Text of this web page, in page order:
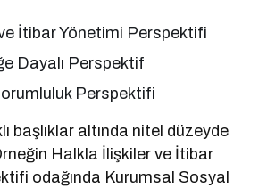
İtibar Yönetimi Perspektifi
Dayalı Perspektif
Perspektifi
başlıklar altında nitel düzeyde
Halkla İlişkiler ve İtibar
odağında Kurumsal Sosyal